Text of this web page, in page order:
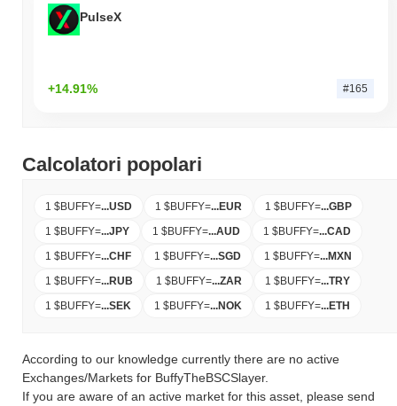
PulseX
+14.91% #165
Calcolatori popolari
1 $BUFFY=...USD 1 $BUFFY=...EUR 1 $BUFFY=...GBP
1 $BUFFY=...JPY 1 $BUFFY=...AUD 1 $BUFFY=...CAD
1 $BUFFY=...CHF 1 $BUFFY=...SGD 1 $BUFFY=...MXN
1 $BUFFY=...RUB 1 $BUFFY=...ZAR 1 $BUFFY=...TRY
1 $BUFFY=...SEK 1 $BUFFY=...NOK 1 $BUFFY=...ETH
According to our knowledge currently there are no active
Exchanges/Markets for BuffyTheBSCSlayer.
If you are aware of an active market for this asset, please send